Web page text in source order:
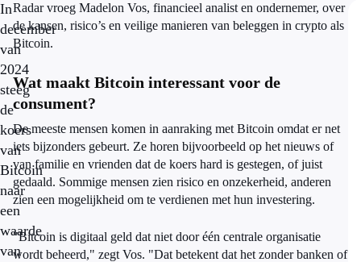
In
december
van
2024
steeg
de
koers
van
Bitcoin
naar
een
waarde
van
Radar vroeg Madelon Vos, financieel analist en ondernemer, over
de kansen, risico’s en veilige manieren van beleggen in crypto als
Bitcoin.
Wat maakt Bitcoin interessant voor de
consument?
De meeste mensen komen in aanraking met Bitcoin omdat er net
iets bijzonders gebeurt. Ze horen bijvoorbeeld op het nieuws of
van familie en vrienden dat de koers hard is gestegen, of juist
gedaald. Sommige mensen zien risico en onzekerheid, anderen
zien een mogelijkheid om te verdienen met hun investering.
"Bitcoin is digitaal geld dat niet door één centrale organisatie
wordt beheerd," zegt Vos. "Dat betekent dat het zonder banken of